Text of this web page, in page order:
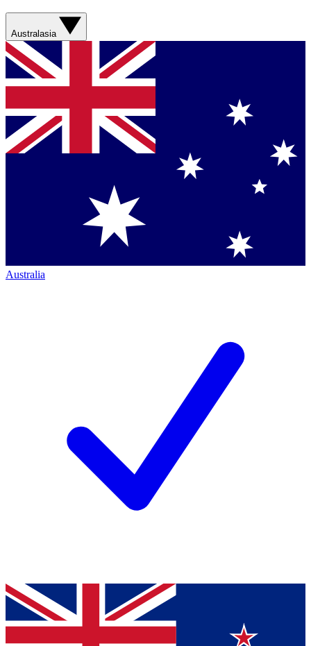
Australasia
Australia